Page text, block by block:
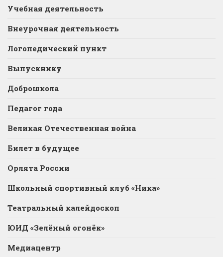
Учебная деятельность
Внеурочная деятельность
Логопедический пункт
Выпускнику
Доброшкола
Педагог года
Великая Отечественная война
Билет в будущее
Орлята России
Школьный спортивный клуб «Ника»
Театральный калейдоскоп
ЮИД «Зелёный огонёк»
Медиацентр